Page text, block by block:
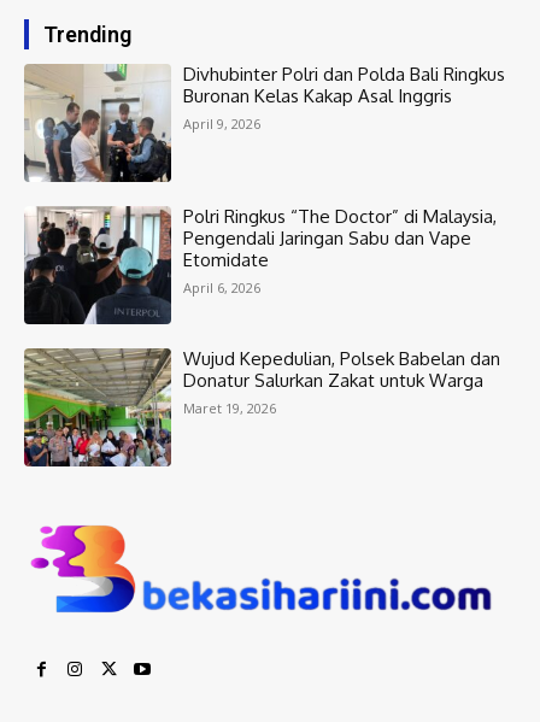
Trending
Divhubinter Polri dan Polda Bali Ringkus
Buronan Kelas Kakap Asal Inggris
April 9, 2026
Polri Ringkus “The Doctor” di Malaysia,
Pengendali Jaringan Sabu dan Vape
Etomidate
April 6, 2026
Wujud Kepedulian, Polsek Babelan dan
Donatur Salurkan Zakat untuk Warga
Maret 19, 2026